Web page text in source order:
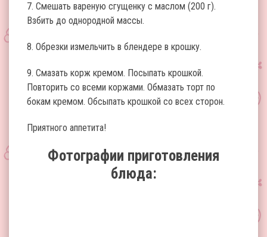
7. Смешать вареную сгущенку с маслом (200 г).
Взбить до однородной массы.
8. Обрезки измельчить в блендере в крошку.
9. Смазать корж кремом. Посыпать крошкой.
Повторить со всеми коржами. Обмазать торт по
бокам кремом. Обсыпать крошкой со всех сторон.
Приятного аппетита!
Фотографии приготовления
блюда: